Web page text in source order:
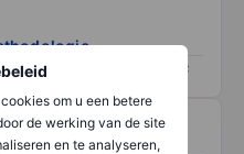
om u een betere
de werking van de site
en te analyseren,
/